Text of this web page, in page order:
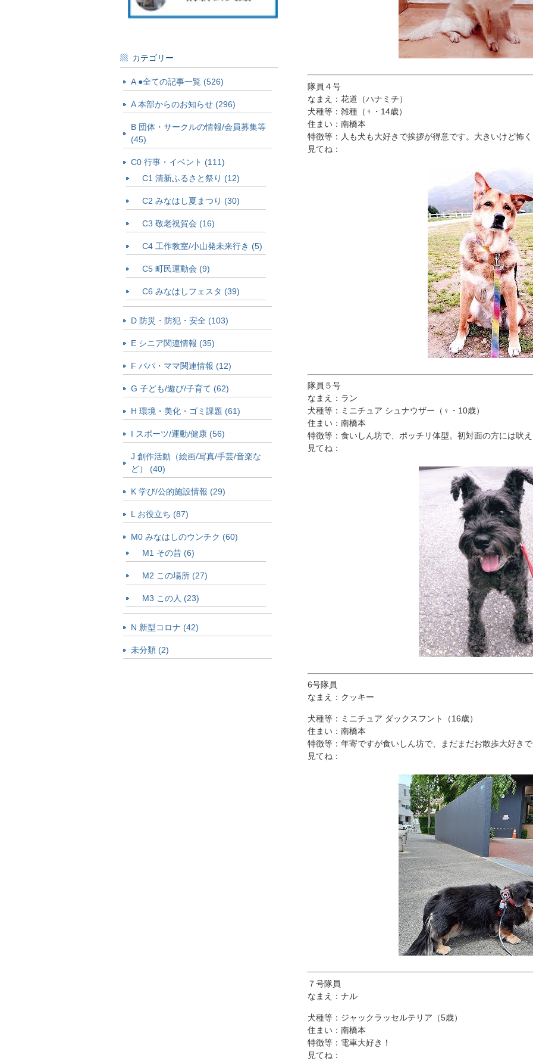
隊員４号
なまえ：花道（ハナミチ）
犬種等：雑種（♀・14歳）
住まい：南橋本
特徴等：人も犬も大好きで挨拶が得意です。大きいけど怖
見てね：
隊員５号
なまえ：ラン
犬種等：ミニチュア シュナウザー（♀・10歳）
住まい：南橋本
特徴等：食いしん坊で、ポッチリ体型。初対面の方には吠
見てね：
6号隊員
なまえ：クッキー
犬種等：ミニチュア ダックスフント（16歳）
住まい：南橋本
特徴等：年寄ですが食いしん坊で、まだまだお散歩大好き
見てね：
７号隊員
なまえ：ナル
犬種等：ジャックラッセルテリア（5歳）
住まい：南橋本
特徴等：電車大好き！
見てね：
カテゴリー
A ●全ての記事一覧 (526)
A 本部からのお知らせ (296)
B 団体・サークルの情報/会員募集等
(45)
C0 行事・イベント (111)
C1 清新ふるさと祭り (12)
C2 みなはし夏まつり (30)
C3 敬老祝賀会 (16)
C4 工作教室/小山発未来行き (5)
C5 町民運動会 (9)
C6 みなはしフェスタ (39)
D 防災・防犯・安全 (103)
E シニア関連情報 (35)
F パパ・ママ関連情報 (12)
G 子ども/遊び/子育て (62)
H 環境・美化・ゴミ課題 (61)
I スポーツ/運動/健康 (56)
J 創作活動（絵画/写真/手芸/音楽な
ど） (40)
K 学び/公的施設情報 (29)
L お役立ち (87)
M0 みなはしのウンチク (60)
M1 その昔 (6)
M2 この場所 (27)
M3 この人 (23)
N 新型コロナ (42)
未分類 (2)